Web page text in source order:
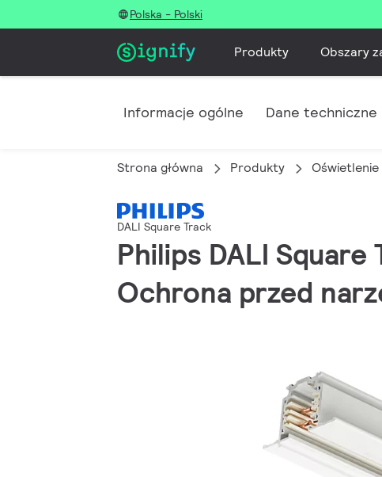
Polska - Polski
Produkty Obszary
Informacje ogólne Dane techniczne
Strona główna Produkty
DALI Square Track
Philips DALI
Ochrona przed